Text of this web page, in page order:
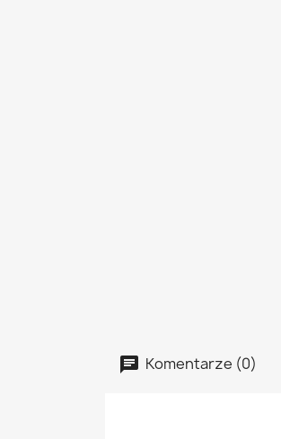
Komentarze (0)